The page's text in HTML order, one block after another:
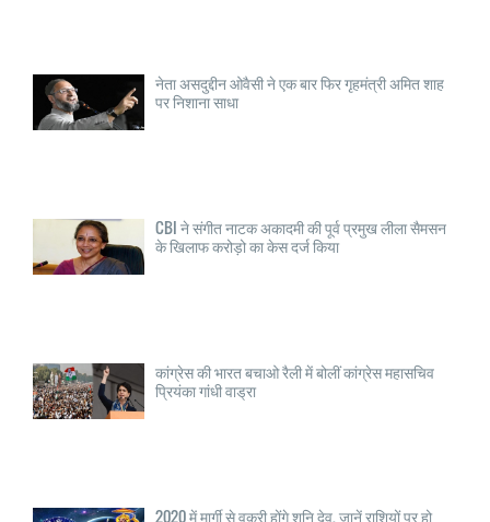
नेता असदुद्दीन ओवैसी ने एक बार फिर गृहमंत्री अमित शाह
पर निशाना साधा
CBI ने संगीत नाटक अकादमी की पूर्व प्रमुख लीला सैमसन
के खिलाफ करोड़ो का केस दर्ज किया
कांग्रेस की भारत बचाओ रैली में बोलीं कांग्रेस महासचिव
प्रियंका गांधी वाड्रा
2020 में मार्गी से वक्री होंगे शनि देव, जानें राशियों पर हो